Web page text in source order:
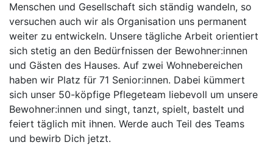
Menschen und Gesellschaft sich ständig wandeln, so
versuchen auch wir als Organisation uns permanent
weiter zu entwickeln. Unsere tägliche Arbeit orientiert
sich stetig an den Bedürfnissen der Bewohner:innen
und Gästen des Hauses. Auf zwei Wohnebereichen
haben wir Platz für 71 Senior:innen. Dabei kümmert
sich unser 50-köpfige Pflegeteam liebevoll um unsere
Bewohner:innen und singt, tanzt, spielt, bastelt und
feiert täglich mit ihnen. Werde auch Teil des Teams
und bewirb Dich jetzt.